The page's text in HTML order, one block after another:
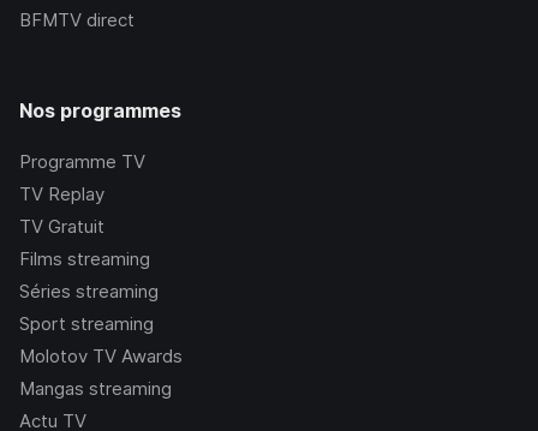
BFMTV direct
Nos programmes
Programme TV
TV Replay
TV Gratuit
Films streaming
Séries streaming
Sport streaming
Molotov TV Awards
Mangas streaming
Actu TV